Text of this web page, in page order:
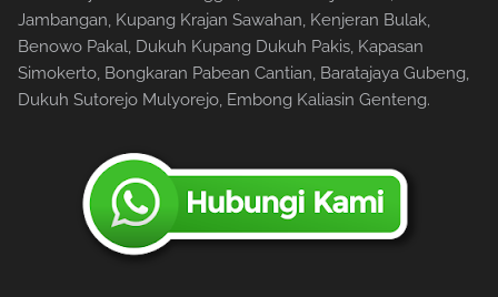
Jambangan, Kupang Krajan Sawahan, Kenjeran Bulak,
Benowo Pakal, Dukuh Kupang Dukuh Pakis, Kapasan
Simokerto, Bongkaran Pabean Cantian, Baratajaya Gubeng,
Dukuh Sutorejo Mulyorejo, Embong Kaliasin Genteng.